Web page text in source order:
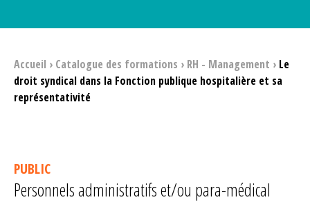
Accueil › Catalogue des formations › RH - Management › Le
droit syndical dans la Fonction publique hospitalière et sa
représentativité
PUBLIC
Personnels administratifs et/ou para-médical